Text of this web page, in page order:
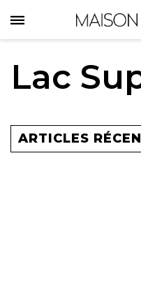
to
main
content
Lac
ARTICLES